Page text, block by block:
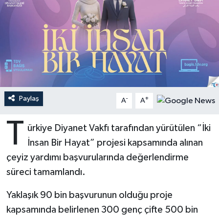
Paylaş A- A+
T ürkiye Diyanet Vakfı tarafından yürütülen “İki
İnsan Bir Hayat” projesi kapsamında alınan
çeyiz yardımı başvurularında değerlendirme
süreci tamamlandı.
Yaklaşık 90 bin başvurunun olduğu proje
kapsamında belirlenen 300 genç çifte 500 bin
Ardahan Müftülüğü
Artvin Müftülüğü
Aydın Müftülüğü
Balıkesir Müftülüğü
Batman Müftülüğü
Bayburt Müftülüğü
Bilecik Müftülüğü
Kurban
Mukabele
Peygamberimizin Hayatı
Sahabeler
Zekat
DİYANET AKADEMİ
DİYANET GENÇLİK
DİYANET RADYO/TV
Dünya
Eğitim
Kültür-Sanat